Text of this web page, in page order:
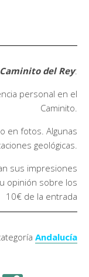
del Rey:
personal en el
Caminito.
en fotos. Algunas
geológicas.
sus impresiones
opinión sobre los
10€ de la entrada
Andalucía